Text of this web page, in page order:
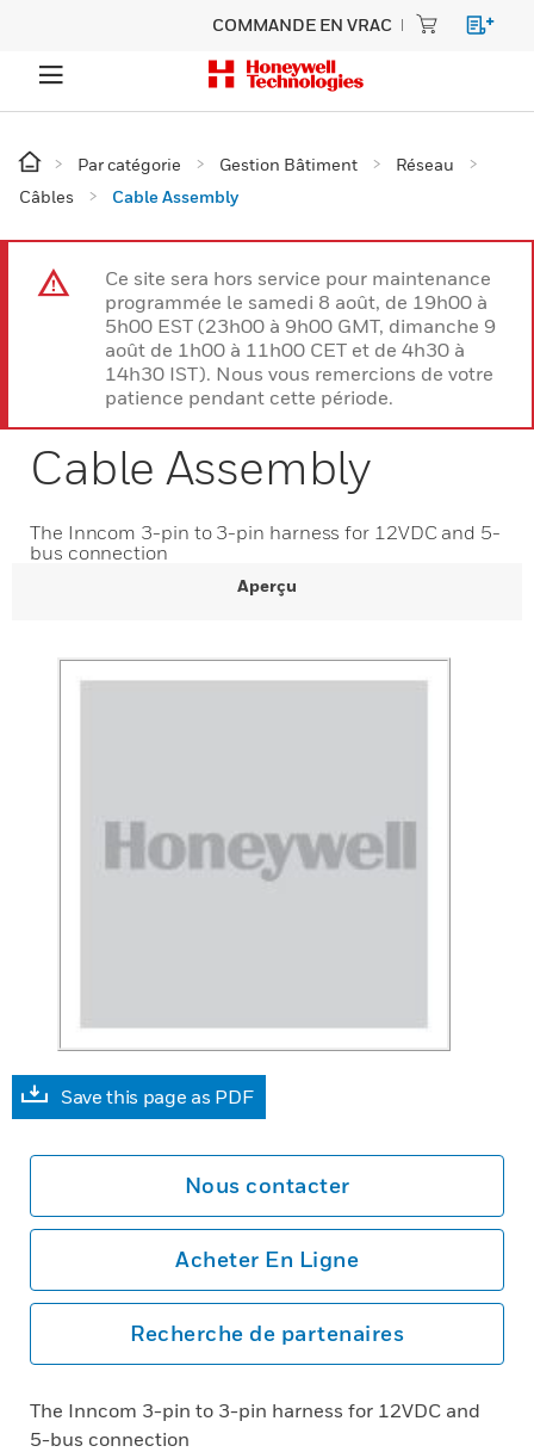
COMMANDE EN VRAC
Par catégorie Gestion Bâtiment
Réseau
Câbles
Cable Assembly
Ce site sera hors service pour maintenance
programmée le samedi 8 août, de 19h00 à
5h00 EST (23h00 à 9h00 GMT, dimanche 9
août de 1h00 à 11h00 CET et de 4h30 à
14h30 IST). Nous vous remercions de votre
patience pendant cette période.
Cable Assembly
The Inncom 3-pin to 3-pin harness for 12VDC and 5-
bus connection
Aperçu
Save this page as PDF
Nous contacter
Acheter En Ligne
Recherche de partenaires
The Inncom 3-pin to 3-pin harness for 12VDC and
5-bus connection